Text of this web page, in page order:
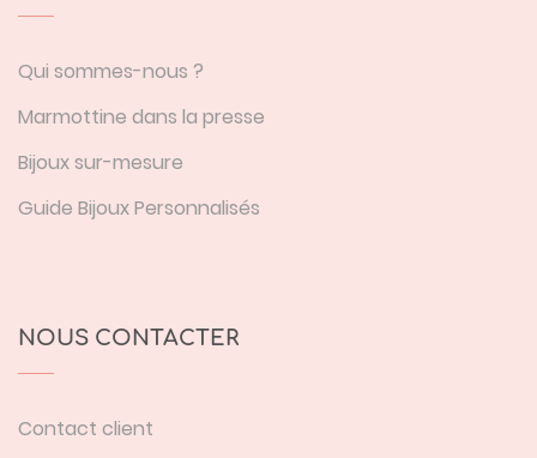
Qui sommes-nous ?
Marmottine dans la presse
Bijoux sur-mesure
Guide Bijoux Personnalisés
NOUS CONTACTER
Contact client